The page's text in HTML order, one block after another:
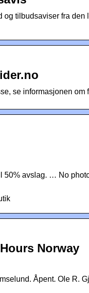
og tilbudsaviser fra den
se informasjonen om
50% avslag. … No
Norway
Åpent. Ole R.